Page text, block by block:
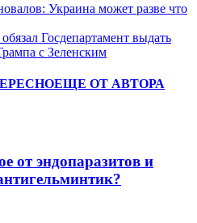
Украина может разве что
Госдепартамент выдать
с Зеленским
ЕЩЕ ОТ АВТОРА
от эндопаразитов и